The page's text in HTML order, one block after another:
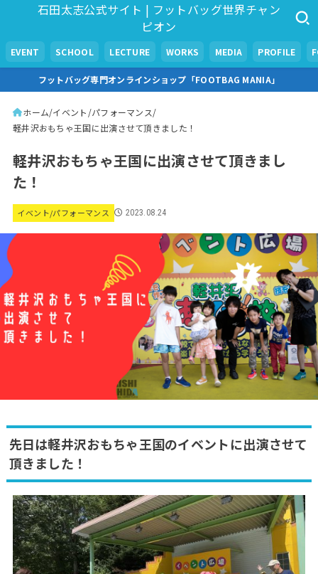
石田太志公式サイト | フットバッグ世界チャン
ピオン
EVENT SCHOOL LECTURE WORKS MEDIA PROFILE
フットバッグ専門オンラインショップ「FOOTBAG MANIA」
ホーム イベント/パフォーマンス
軽井沢おもちゃ王国に出演させて頂きました！
軽井沢おもちゃ王国に出演させて頂きまし
た！
イベント/パフォーマンス 2023.08.24
先日は軽井沢おもちゃ王国のイベントに出演させて
頂きました！